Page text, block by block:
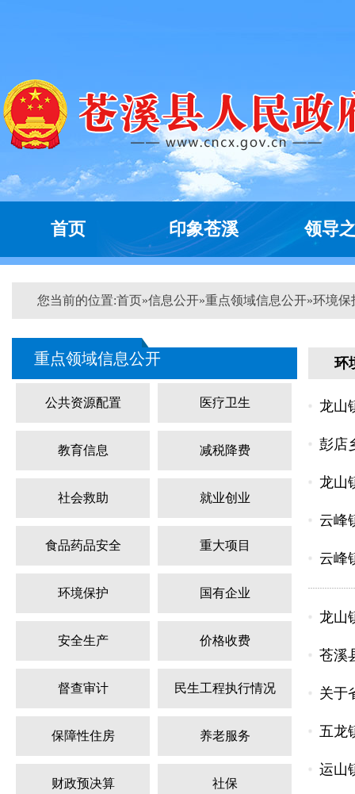
首页 印象苍溪 领导
您当前的位置:首页»信息公开»重点领域信息公开»环境保
重点领域信息公开
公共资源配置 医疗卫生
教育信息 减税降费
社会救助 就业创业
食品药品安全 重大项目
环境保护 国有企业
安全生产 价格收费
督查审计 民生工程执行情况
保障性住房 养老服务
财政预决算 社保
环
龙山
彭店
龙山
云峰
云峰
龙山
苍溪
关于
五龙
运山